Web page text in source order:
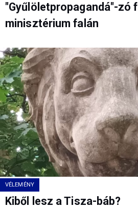
"Gyűlöletpropagandá"-zó
minisztérium falán
VÉLEMÉNY
Kiből lesz a Tisza-báb?